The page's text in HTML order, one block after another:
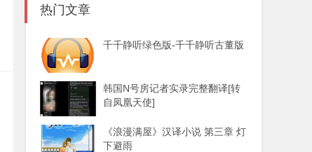
热门文章
千千静听绿色版-千千静听古董版
韩国N号房记者实录完整翻译[转
自凤凰天使]
《浪漫满屋》汉译小说 第三章 灯
下避雨